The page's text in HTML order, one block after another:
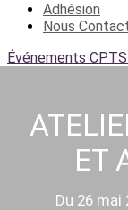
Adhésion
Nous
Événements CPTS
ET
Du 26 mai